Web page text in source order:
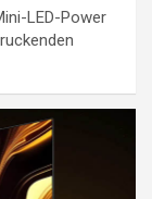
LED-Power